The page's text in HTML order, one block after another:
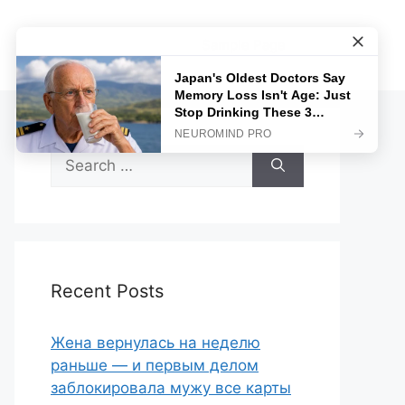
Search
for:
Recent Posts
Жена вернулась на неделю
раньше — и первым делом
заблокировала мужу все карты